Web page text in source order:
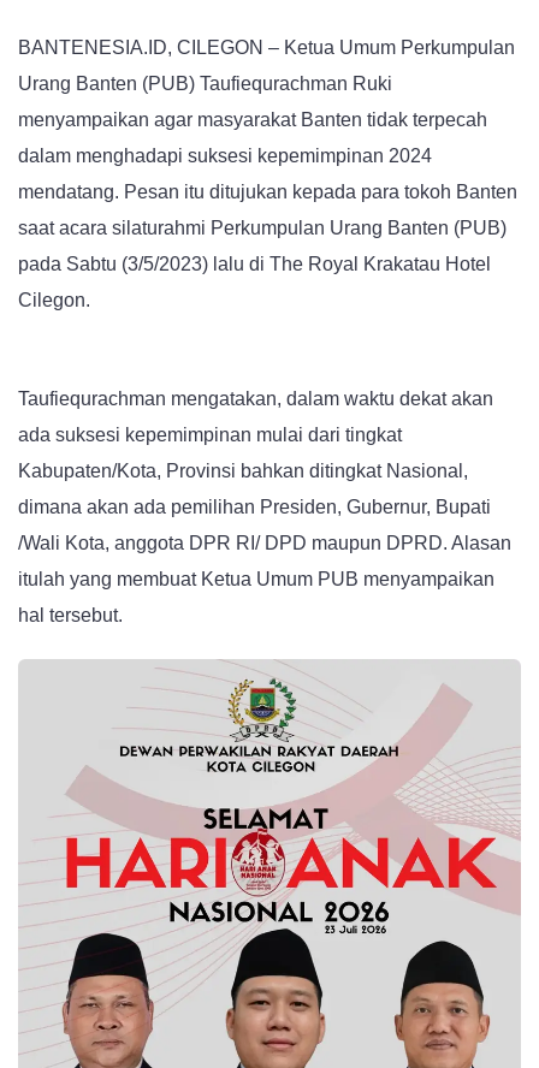
BANTENESIA.ID, CILEGON – Ketua Umum Perkumpulan
Urang Banten (PUB) Taufiequrachman Ruki
menyampaikan agar masyarakat Banten tidak terpecah
dalam menghadapi suksesi kepemimpinan 2024
mendatang. Pesan itu ditujukan kepada para tokoh Banten
saat acara silaturahmi Perkumpulan Urang Banten (PUB)
pada Sabtu (3/5/2023) lalu di The Royal Krakatau Hotel
Cilegon.
Taufiequrachman mengatakan, dalam waktu dekat akan
ada suksesi kepemimpinan mulai dari tingkat
Kabupaten/Kota, Provinsi bahkan ditingkat Nasional,
dimana akan ada pemilihan Presiden, Gubernur, Bupati
/Wali Kota, anggota DPR RI/ DPD maupun DPRD. Al asan
itulah yang membuat Ketua Umum PUB menyampaikan
hal tersebut.